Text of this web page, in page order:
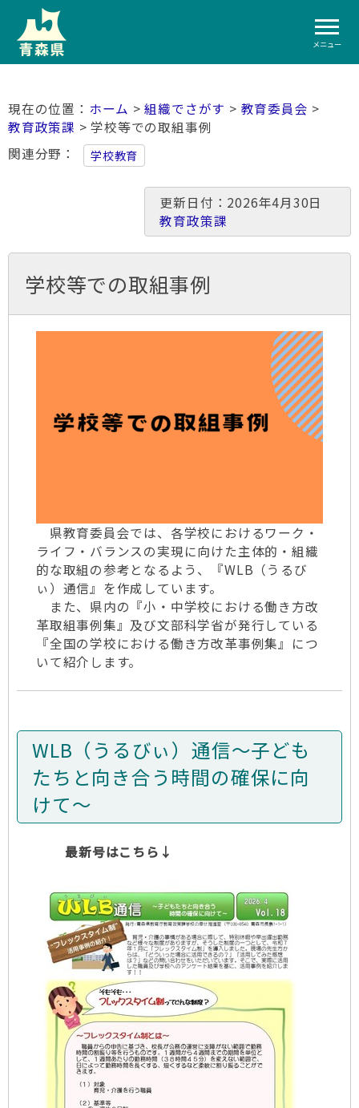
メニュー
ホーム >組織でさがす > 教育委員会 >
教育政策課 > 学校等での取組事例
関連分野
学校教育
更新日付：2026年4月30日
教育政策課
学校等での取組事例
県教育委員会では、各学校におけるワーク・
ライフ・バランスの実現に向けた主体的・組織
的な取組の参考となるよう、『WLB（うるび
ぃ）通信』を作成しています。
また、県内の『小・中学校における働き方改
革取組事例集』及び文部科学省が発行している
『全国の学校における働き方改革事例集』につ
いて紹介します。
WLB（うるびぃ）通信～子ども
たちと向き合う時間の確保に向
けて～
最新号はこちら ↓